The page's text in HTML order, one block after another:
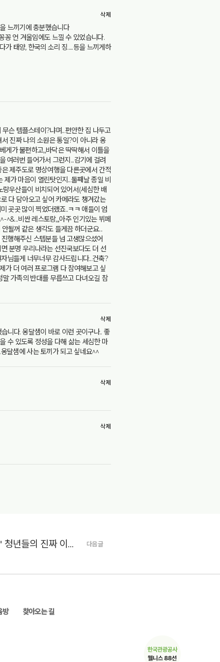
삭제
느끼기에 충분했습니다
꽁 언 겨울임에도 느낄 수 있었습니다.
태양, 한국의 소리 징.....등을 느끼게하
슨 템플스테이?냐며...편안한 집 나두고
진짜 나의 소원은 통일?이 아니라 옹
게가 불편하고,,바닥은 딱딱해서 이틀을
여러번 들어가서 그런지...감기에 걸려
제주도로 명상여행을 다른곳에서 간적
가 마음이 열린탓인지...둘째날 종일 비
우산들이 비치되어 있어서(세심한 배
다 담아오고 싶어 카메라도 챙겨갔는
곳곳 많이 찍었더랬죠..ㅋㅋ 애들이 엄
^&...비싼 레스토랑,,,아주 인기있는 뷔페
될꺼 같은 생각도 들게끔 하더군요...
행해주신 스텝분들 넘 고생많으셨어
분명 우리나라는 선진국보다도 더 선
님들게 너무너무 감사드립니다...건축?
가 더 여러 프로그램 다 참여해보고 싶
가족의 반대를 무릅쓰고 다녀오길 참
삭제
니다. 옹달샘이 바로 이런 곳이구나.. 좋
수 있도록 정성을 다해 삶는 세심한 마
달샘에 사는 토끼가 되고 싶네요^^
삭제
삭제
"오기 전과는 달라졌어요" 청년들의 진짜 이야기 다음글
방 찾아오는 길